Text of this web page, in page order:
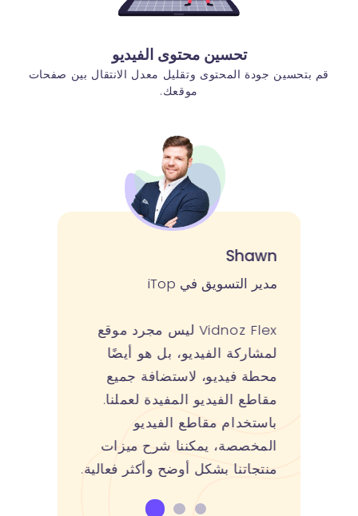
تحسين محتوى الفيديو
قم بتحسين جودة المحتوى وتقليل معدل الانتقال بين صفحات
موقعك.
Shawn
مدير التسويق في iTop
Vidnoz Flex ليس مجرد موقع
لمشاركة الفيديو، بل هو أيضًا
محطة فيديو، لاستضافة جميع
مقاطع الفيديو المفيدة لعملنا.
باستخدام مقاطع الفيديو
المخصصة، يمكننا شرح ميزات
منتجاتنا بشكل أوضح وأكثر فعالية.